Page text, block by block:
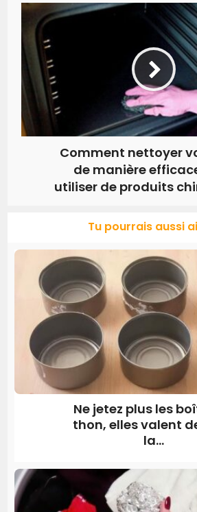
Comment nettoyer
de manière
utiliser de produits
Tu pourrais aussi
Ne jetez plus les
thon, elles valent
la...